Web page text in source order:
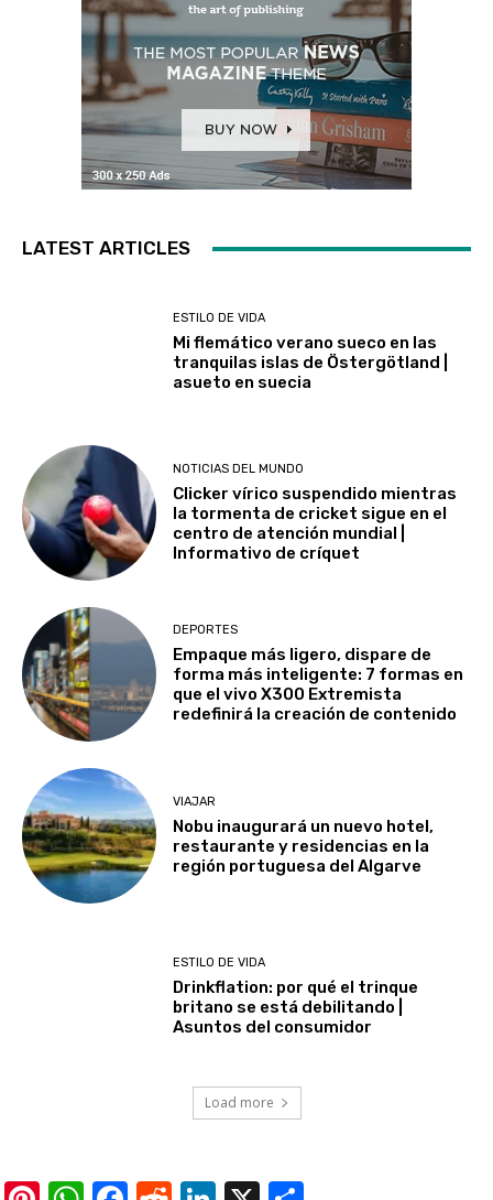
LATEST ARTICLES
ESTILO DE VIDA
Mi flemático verano sueco en las
tranquilas islas de Östergötland |
asueto en suecia
NOTICIAS DEL MUNDO
Clicker vírico suspendido mientras
la tormenta de cricket sigue en el
centro de atención mundial |
Informativo de críquet
DEPORTES
Empaque más ligero, dispare de
forma más inteligente: 7 formas en
que el vivo X300 Extremista
redefinirá la creación de contenido
VIAJAR
Nobu inaugurará un nuevo hotel,
restaurante y residencias en la
región portuguesa del Algarve
ESTILO DE VIDA
Drinkflation: por qué el trinque
britano se está debilitando |
Asuntos del consumidor
Load more